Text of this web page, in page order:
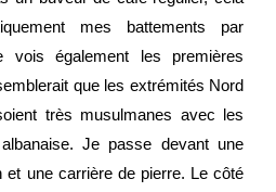
mes battements par
vois également les premières
que les extrémités Nord
très musulmanes avec les
Je passe devant une
et une carrière de pierre. Le côté